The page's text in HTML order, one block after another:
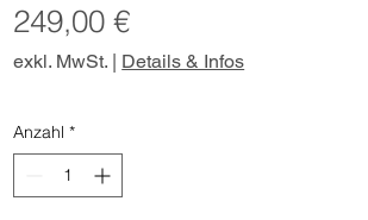
249,00 €Preis
exkl. MwSt. | Details & Infos
Anzahl *